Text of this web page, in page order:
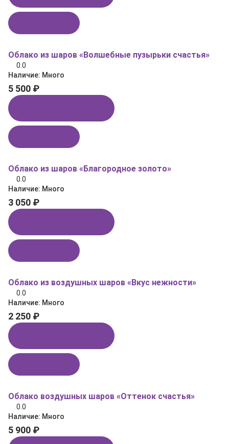
Облако из шаров «Волшебные пузырьки счастья»
0.0
Наличие: Много
5 500 ₽
Облако из шаров «Благородное золото»
0.0
Наличие: Много
3 050 ₽
Облако из воздушных шаров «Вкус нежности»
0.0
Наличие: Много
2 250 ₽
Облако воздушных шаров «Оттенок счастья»
0.0
Наличие: Много
5 900 ₽